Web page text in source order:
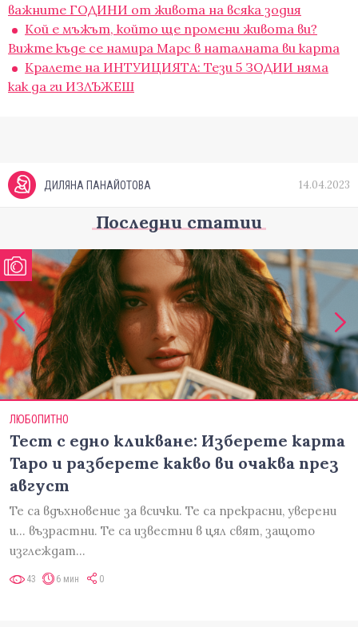
важните ГОДИНИ от живота на всяка зодия
Кой е мъжът, който ще промени живота ви?
Вижте къде се намира Марс в наталната ви карта
Кралете на ИНТУИЦИЯТА: Тези 5 ЗОДИИ няма
как да ги ИЗЛЪЖЕШ
ДИЛЯНА ПАНАЙОТОВА 14.04.2023
Последни статии
ЛЮБОПИТНО
Тест с едно кликване: Изберете карта
Таро и разберете какво ви очаква през
август
Те са вдъхновение за всички. Те са прекрасни, уверени
и... възрастни. Те са известни в цял свят, защото
изглеждат…
43 6 мин 0